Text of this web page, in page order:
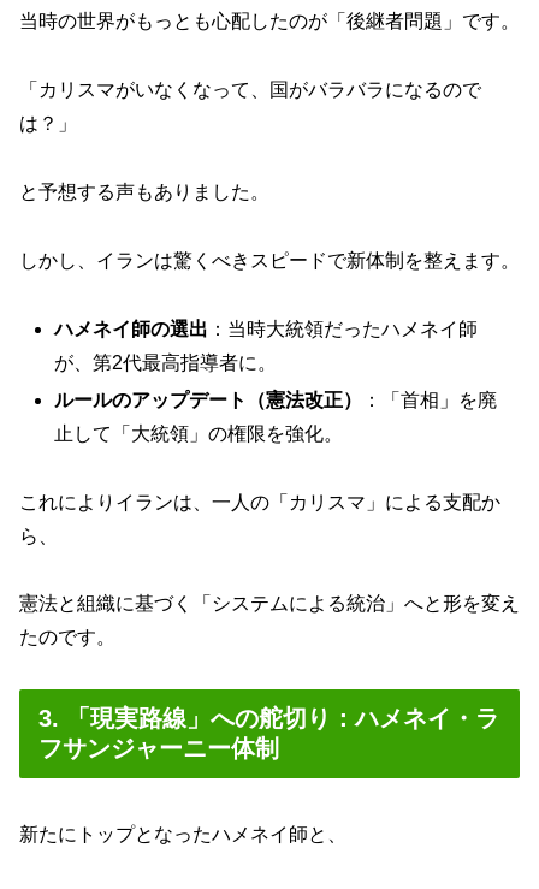
当時の世界がもっとも心配したのが「後継者問題」です。
「カリスマがいなくなって、国がバラバラになるので
は？」
と予想する声もありました。
しかし、イランは驚くべきスピードで新体制を整えます。
ハメネイ師の選出 ：当時大統領だったハメネイ師
が、第2代最高指導者に。
ルールのアップデート（憲法改正）
：「首相」を廃
止して「大統領」の権限を強化。
これによりイランは、一人の「カリスマ」による支配か
ら、
憲法と組織に基づく「システムによる統治」へと形を変え
たのです。
3. 「現実路線」への舵切り：ハメネイ・ラ
フサンジャーニー体制
新たにトップとなったハメネイ師と、